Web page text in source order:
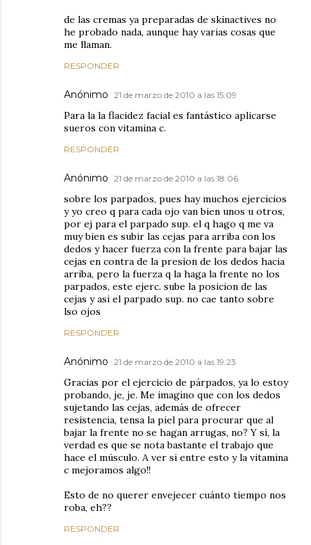
de las cremas ya preparadas de skinactives no
he probado nada, aunque hay varias cosas que
me llaman.
RESPONDER
Anónimo 21 de marzo de 2010 a las 15:09
Para la la flacidez facial es fantástico aplicarse
sueros con vitamina c.
RESPONDER
Anónimo 21 de marzo de 2010 a las 18:06
sobre los parpados, pues hay muchos ejercicios
y yo creo q para cada ojo van bien unos u otros,
por ej para el parpado sup. el q hago q me va
muy bien es subir las cejas para arriba con los
dedos y hacer fuerza con la frente para bajar las
cejas en contra de la presion de los dedos hacia
arriba, pero la fuerza q la haga la frente no los
parpados, este ejerc. sube la posicion de las
cejas y asi el parpado sup. no cae tanto sobre
lso ojos
RESPONDER
Anónimo 21 de marzo de 2010 a las 19:23
Gracias por el ejercicio de párpados, ya lo estoy
probando, je, je. Me imagino que con los dedos
sujetando las cejas, además de ofrecer
resistencia, tensa la piel para procurar que al
bajar la frente no se hagan arrugas, no? Y sí, la
verdad es que se nota bastante el trabajo que
hace el músculo. A ver si entre esto y la vitamina
c mejoramos algo!!
Esto de no querer envejecer cuánto tiempo nos
roba, eh??
RESPONDER